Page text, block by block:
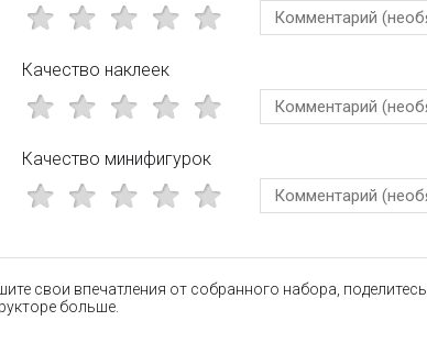
Качество наклеек
Качество минифигурок
свои впечатления от собранного набора,
больше.